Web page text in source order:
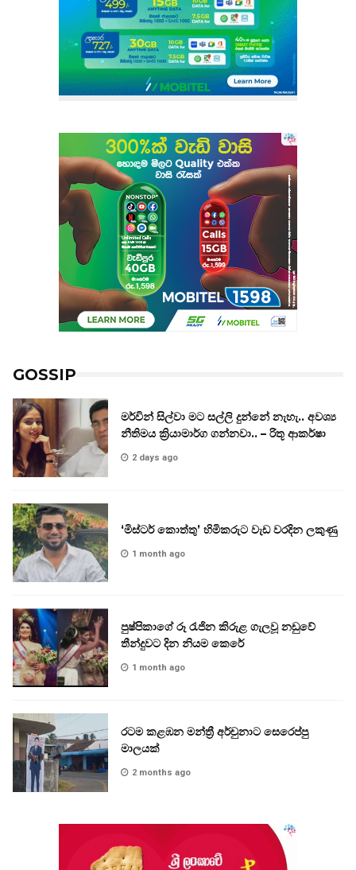
GOSSIP
මර්වින් සිල්වා මට සල්ලි දුන්නේ නැහැ.. අවශ්‍ය
නීතිමය ක්‍රියාමාර්ග ගන්නවා.. – රිතූ ආකර්ෂා
2 days ago
‘මිස්ටර් කොත්තු’ හිමිකරුට වැඩ වරදින ලකුණු
1 month ago
පුෂ්පිකාගේ රූ රැජින කිරුළ ගැලවූ නඩුවේ
තීන්දුවට දින නියම කෙරේ
1 month ago
රටම කළඹන මන්ත්‍රී අර්චුනාට සෙරෙප්පු
මාලයක්
2 months ago